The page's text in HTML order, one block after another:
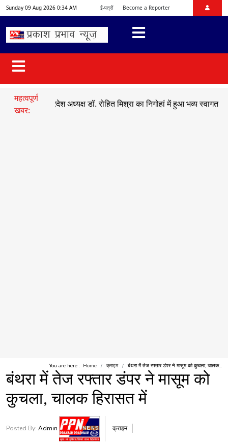
Sunday 09 Aug 2026 0:34 AM ई-पत्रों Become a Reporter
महत्वपूर्ण
खबर:
प्रदेश अध्यक्ष डॉ. रोहित मिश्रा का निगोहां में हुआ भव्य स्वागत ●सड़क
You are here : Home क्राइम बंथरा में तेज रफ्तार डंपर ने मासूम को कुचला, चालक...
बंथरा में तेज रफ्तार डंपर ने मासूम को
कुचला, चालक हिरासत में
Posted By: Admin क्राइम